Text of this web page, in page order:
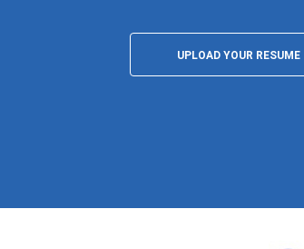
UPLOAD YOUR RESUME